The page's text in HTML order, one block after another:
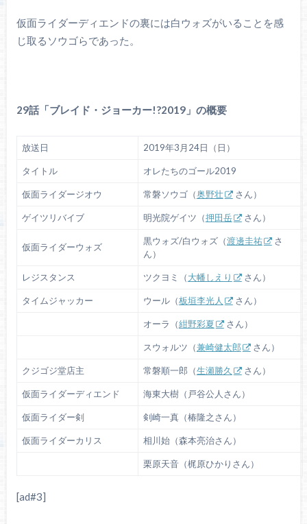
仮面ライダーディエンドの裏には白ウォズがいることを感
じ取るソウゴらであった。
29話「ブレイド・ジョーカー!?2019」の概要
放送日 2019年3月24日（日）
タイトル オレたちのゴール2019
仮面ライダージオウ 常磐ソウゴ（奥野壮 さん）
ゲイツリバイブ 明光院ゲイツ（押田岳 さん）
仮面ライダーウォズ
黒ウォズ/白ウォズ（渡邊圭祐
さ
ん）
レジスタンス ツクヨミ（大幡しえり さん）
タイムジャッカー ウール（板垣李光人 さん）
オーラ（紺野彩夏 さん）
スウォルツ（兼崎健太郎 さん）
クジゴジ堂店主 常磐順一郎（生瀬勝久 さん）
仮面ライダーディエンド 海東大樹（戸谷公人さん）
仮面ライダー剣 剣崎一真（椿隆之さん）
仮面ライダーカリス 相川始（森本亮治さん）
栗原天音（梶原ひかりさん）
[ad#3]